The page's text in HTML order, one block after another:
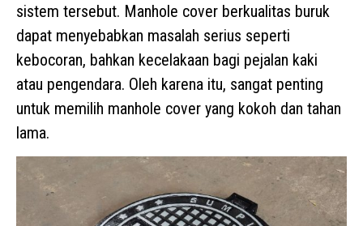
sistem tersebut. Manhole cover berkualitas buruk
dapat menyebabkan masalah serius seperti
kebocoran, bahkan kecelakaan bagi pejalan kaki
atau pengendara. Oleh karena itu, sangat penting
untuk memilih manhole cover yang kokoh dan tahan
lama.